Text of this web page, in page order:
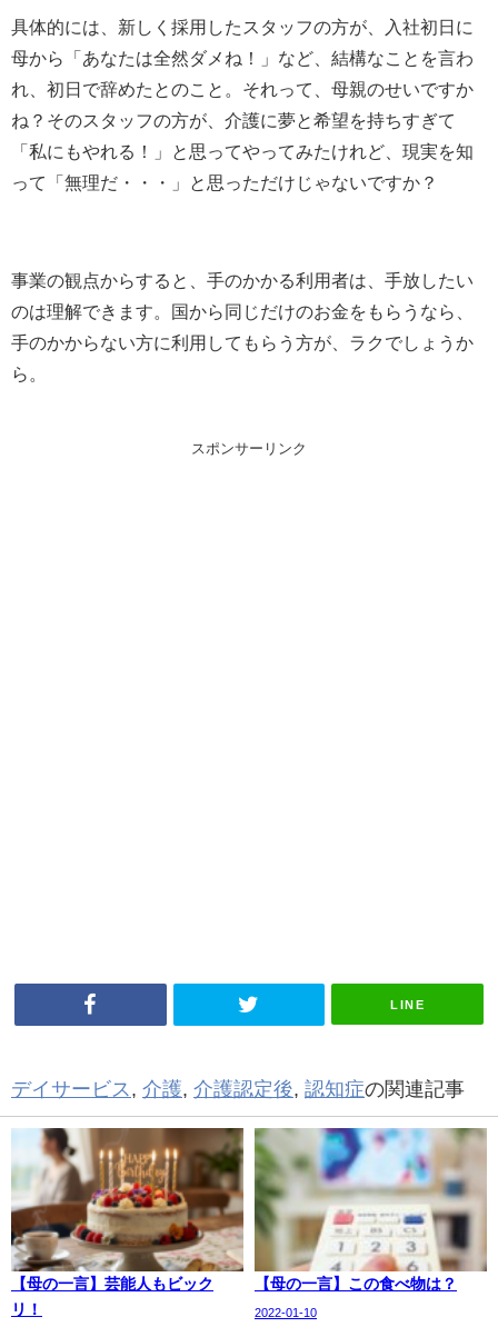
具体的には、新しく採用したスタッフの方が、入社初日に
母から「あなたは全然ダメね！」など、結構なことを言わ
れ、初日で辞めたとのこと。それって、母親のせいですか
ね？そのスタッフの方が、介護に夢と希望を持ちすぎて
「私にもやれる！」と思ってやってみたけれど、現実を知
って「無理だ・・・」と思っただけじゃないですか？
事業の観点からすると、手のかかる利用者は、手放したい
のは理解できます。国から同じだけのお金をもらうなら、
手のかからない方に利用してもらう方が、ラクでしょうか
ら。
スポンサーリンク
LINE
デイサービス , 介護, 介護認定後, 認知症の関連記事
【母の一言】芸能人もビック
リ！
【母の一言】この食べ物は？
2022-01-10